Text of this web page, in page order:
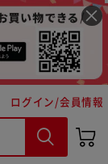
ログイン/会員情報